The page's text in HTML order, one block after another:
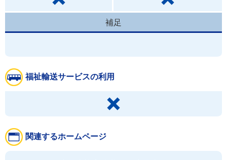
補足
福祉輸送サービスの利用
関連するホームページ